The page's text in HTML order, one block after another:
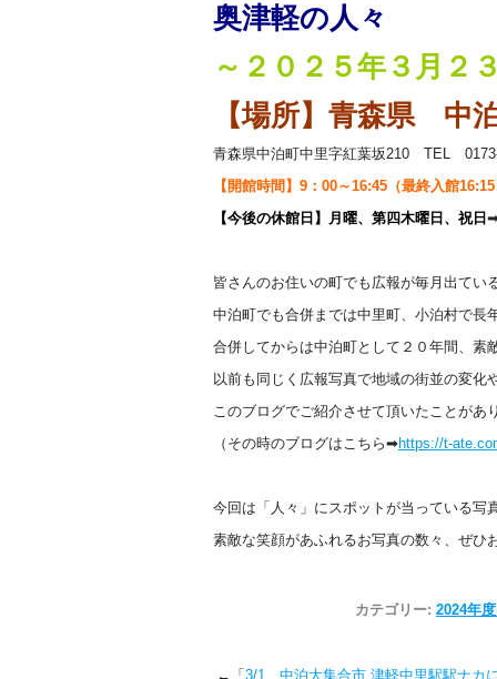
奥津軽の人々
～２０２５年３月２
【場所】青森県 中
青森県中泊町中里字紅葉坂210 TEL
【開館時間】9：00～16:45（最終入館
【今後の休館日】月曜、第四木曜日、祝日
皆さんのお住いの町でも広報が毎月出てい
中泊町でも合併までは中里町、小泊村で長
合併してからは中泊町として２０年間、素
以前も同じく広報写真で地域の街並の変化
このブログでご紹介させて頂いたことがあ
（その時のブログはこちら➡https://t-
今回は「人々」にスポットが当っている写
素敵な笑顔があふれるお写真の数々、ぜひ
カテゴリー: 2024年
←「3/1 中泊大集合市 津軽中里駅駅ナカ